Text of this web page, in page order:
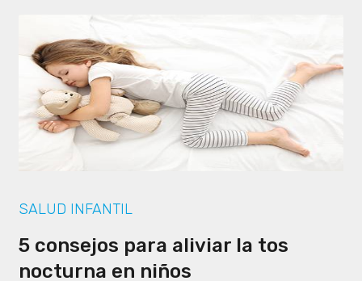
SALUD INFANTIL
5 consejos para aliviar la tos
nocturna en niños